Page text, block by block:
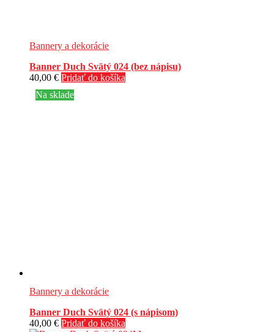
Bannery a dekorácie
Banner Duch Svätý 024 (bez nápisu)
40,00 € Pridať do košíka
Na sklade
Bannery a dekorácie
Banner Duch Svätý 024 (s nápisom)
40,00 € Pridať do košíka